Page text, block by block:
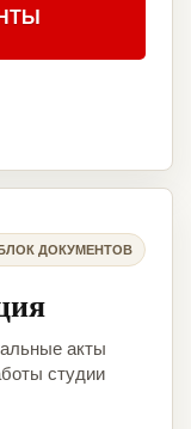
ДОКУМЕНТОВ
акты
студии